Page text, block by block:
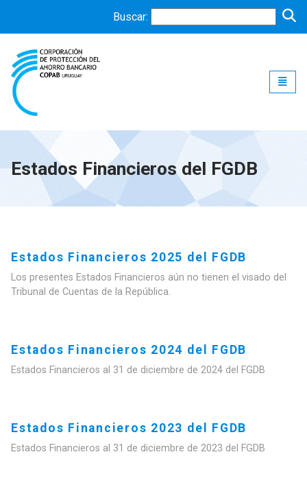
Buscar:
Estados Financieros del FGDB
Estados Financieros 2025 del FGDB
Los presentes Estados Financieros aún no tienen el visado del
Tribunal de Cuentas de la República.
Estados Financieros 2024 del FGDB
Estados Financieros al 31 de diciembre de 2024 del FGDB
Estados Financieros 2023 del FGDB
Estados Financieros al 31 de diciembre de 2023 del FGDB